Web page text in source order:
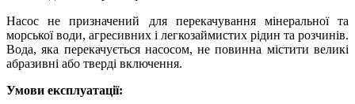
Насос не призначений для перекачування мінеральної та
морської води, агресивних і легкозаймистих рідин та розчинів.
Вода, яка перекачується насосом, не повинна містити великі
абразивні або тверді включення.
Умови експлуатації: